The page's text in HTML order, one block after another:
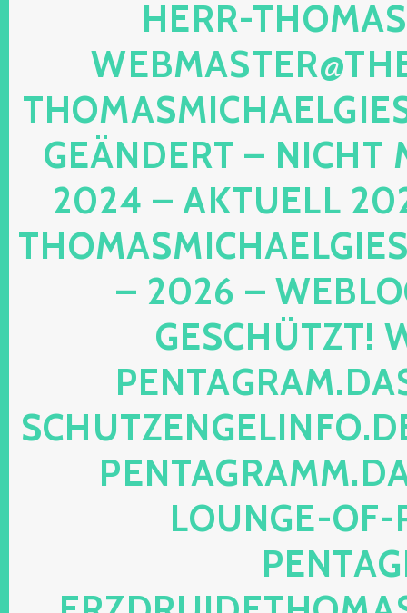
HERR-
GEÄNDERT – NICHT
2024 – AKTUELL
– 2026 –
ESCHÜTZT!
OUNGE-OF-